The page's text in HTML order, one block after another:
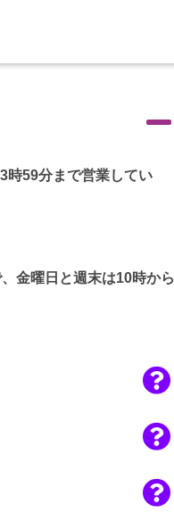
時59分まで営業してい
金曜日と週末は10時から